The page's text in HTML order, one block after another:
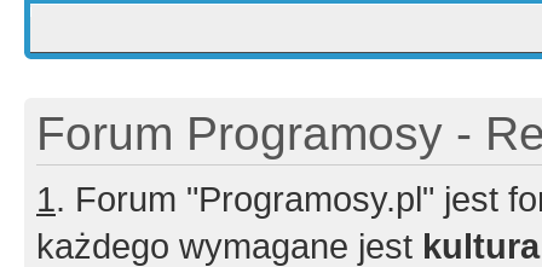
Forum Programosy -
1. Forum "Programosy.pl" jest
każdego wymagane jest